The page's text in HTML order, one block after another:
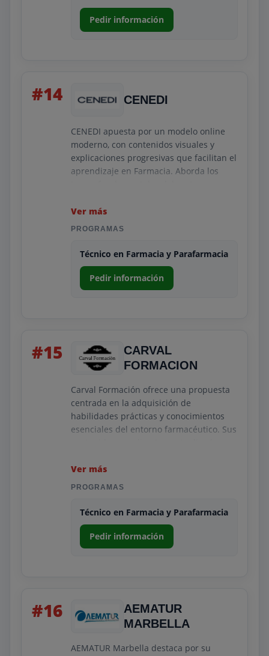
prácticas en entidades colaboradoras
permiten aplicar lo aprendido y mejorar
Pedir información
#14 CENEDI
CENEDI apuesta por un modelo online
moderno, con contenidos visuales y
explicaciones progresivas que facilitan el
aprendizaje en Farmacia. Aborda los
diseñados para reforzar la memoria y la
aplicación real del conocimiento.
alumno avanzar según su disponibilidad,
mientras que la orientación práctica
asegura comprensión y dominio de las
Ver más
PROGRAMAS
Técnico en Farmacia y Parafarmacia
Pedir información
#15
CARVAL
FORMACION
Carval Formación ofrece una propuesta
centrada en la adquisición de
habilidades prácticas y conocimientos
esenciales del entorno farmacéutico. Sus
la inserción laboral rápida.
El modelo flexible permite avanzar con
docente garantiza comprensión y
aplicación real del aprendizaje. Carval se
dirige a quienes buscan una formación
Ver más
PROGRAMAS
Técnico en Farmacia y Parafarmacia
Pedir información
#16
AEMATUR
MARBELLA
AEMATUR Marbella destaca por su